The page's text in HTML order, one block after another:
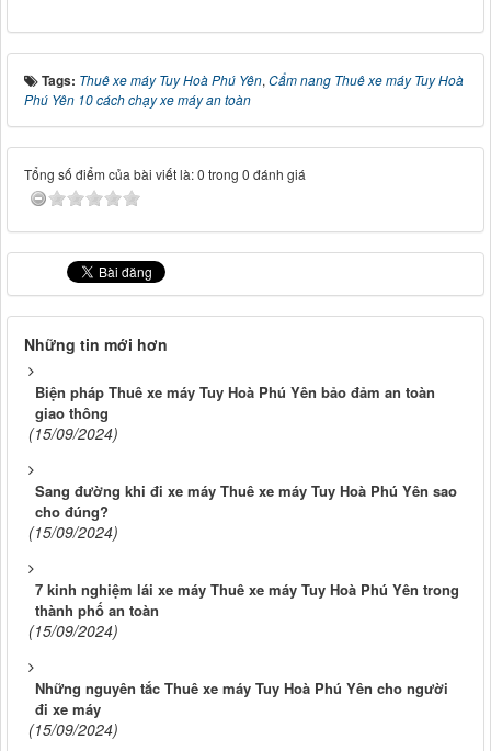
Tags: Thuê xe máy Tuy Hoà Phú Yên, Cẩm nang Thuê xe máy Tuy Hoà
Phú Yên 10 cách chạy xe máy an toàn
Tổng số điểm của bài viết là: 0 trong 0 đánh giá
Những tin mới hơn
Biện pháp Thuê xe máy Tuy Hoà Phú Yên bảo đảm an toàn
giao thông
(15/09/2024)
Sang đường khi đi xe máy Thuê xe máy Tuy Hoà Phú Yên sao
cho đúng?
(15/09/2024)
7 kinh nghiệm lái xe máy Thuê xe máy Tuy Hoà Phú Yên trong
thành phố an toàn
(15/09/2024)
Những nguyên tắc Thuê xe máy Tuy Hoà Phú Yên cho người
đi xe máy
(15/09/2024)